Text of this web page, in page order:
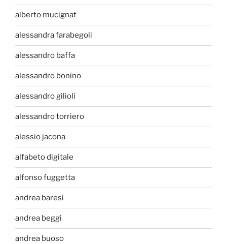
alberto mucignat
alessandra farabegoli
alessandro baffa
alessandro bonino
alessandro gilioli
alessandro torriero
alessio jacona
alfabeto digitale
alfonso fuggetta
andrea baresi
andrea beggi
andrea buoso